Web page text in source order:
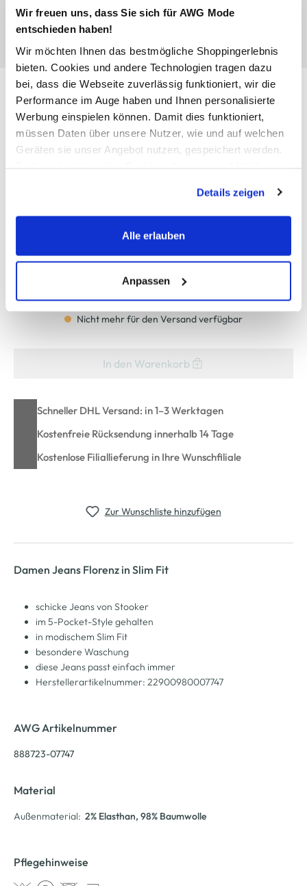
Wir freuen uns, dass Sie sich für AWG Mode
entschieden haben!
Wir möchten Ihnen das bestmögliche Shoppingerlebnis
bieten. Cookies und andere Technologien tragen dazu
bei, dass die Webseite zuverlässig funktioniert, wir die
Performance im Auge haben und Ihnen personalisierte
Werbung einspielen können. Damit dies funktioniert,
müssen Daten über unsere Nutzer, wie und auf welchen
Geräten sie unser Angebot nutzen, gespeichert werden.
werden, werden bei der Nutzung der Webseite auf jeden
Fall gesetzt. Cookies von Drittanbietern für Analyse- oder
Trackingzwecke werden nur dann aktiviert, wenn Sie das
erlauben" bzw. "Alle erlauben" klicken. Mehr dazu
(einschließlich der Möglichkeit, die Einwilligungserklärung
zu ändern oder zu widerrufen) erfahren Sie in unserem
Cookie-Hinweisbzw. derDatenschutzerklärung.
Details zeigen
Alle erlauben
Anpassen
Damen Jeans Florenz in Slim Fit
44,95 €
Bitte wählen Sie eine Größe aus
Nicht mehr für den Versand verfügbar
In den Warenkorb
Schneller DHL Versand: in 1–3 Werktagen
Kostenfreie Rücksendung innerhalb 14 Tage
Kostenlose Filiallieferung in Ihre Wunschfiliale
Zur Wunschliste hinzufügen
Damen Jeans Florenz in Slim Fit
schicke Jeans von Stooker
im 5-Pocket-Style gehalten
in modischem Slim Fit
besondere Waschung
diese Jeans passt einfach immer
Herstellerartikelnummer: 22900980007747
AWG Artikelnummer
888723-07747
Material
Außenmaterial: 2% Elasthan, 98% Baumwolle
Pflegehinweise